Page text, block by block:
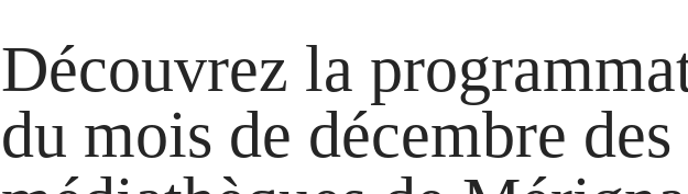
Découvrez la
du mois de décembre des